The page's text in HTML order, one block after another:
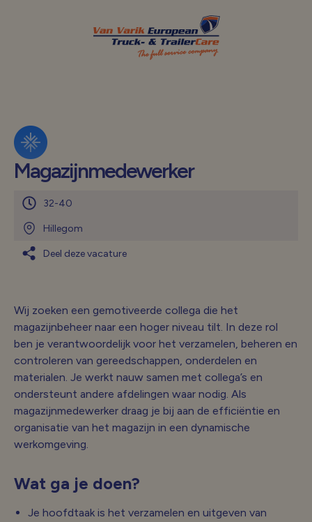
Magazijnmedewerker
32-40
Hillegom
Deel deze vacature
Wij zoeken een gemotiveerde collega die het
magazijnbeheer naar een hoger niveau tilt. In deze rol
ben je verantwoordelijk voor het verzamelen, beheren en
controleren van gereedschappen, onderdelen en
materialen. Je werkt nauw samen met collega’s en
ondersteunt andere afdelingen waar nodig. Als
magazijnmedewerker draag je bij aan de efficiëntie en
organisatie van het magazijn in een dynamische
werkomgeving.
Wat ga je doen?
Je hoofdtaak is het verzamelen en uitgeven van